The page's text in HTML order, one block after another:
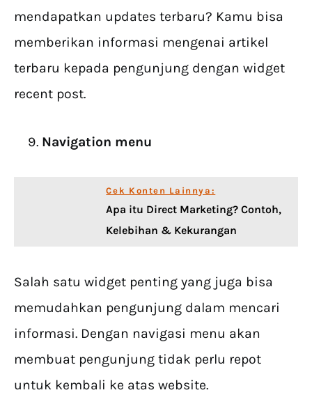
mendapatkan updates terbaru? Kamu bisa
memberikan informasi mengenai artikel
terbaru kepada pengunjung dengan widget
recent post.
Navigation menu
Cek Konten Lainnya:
Apa itu Direct Marketing? Contoh,
Kelebihan & Kekurangan
Salah satu widget penting yang juga bisa
memudahkan pengunjung dalam mencari
informasi. Dengan navigasi menu akan
membuat pengunjung tidak perlu repot
untuk kembali ke atas website.